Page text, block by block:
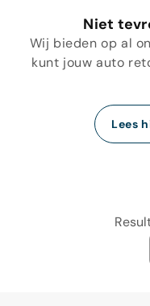
Niet
Wij bieden op al
kunt jouw auto
Lees